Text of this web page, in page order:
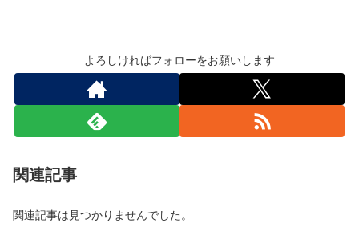
よろしければフォローをお願いします
関連記事
関連記事は見つかりませんでした。